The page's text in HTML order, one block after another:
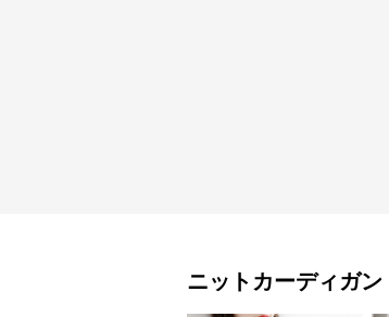
ニットカーディガン